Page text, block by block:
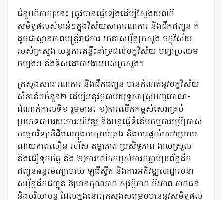
ជំនួបពិភាក្សានេះ ត្រូវបានធ្វើឡើងដើម្បីស្វែងយល់ពី
សមិទ្ធផលសំខាន់ៗក្នុងវិស័យសាធារណការ និងដឹកជញ្ជូន ក៏
ដូចជាស្ថានភាពមន្រ្តីរាជការ រចនាសម្ព័ន្ធក្រសួង ចក្ខុវិស័យ
របស់ក្រសួង យន្តការគន្លឹះគាំទ្រដល់ចក្ខុវិស័យ បញ្ហាប្រឈម
ចម្បងៗ និងទិសដៅការងាររបស់ក្រសួង។
ក្រសួងសាធារណការ និងដឹកជញ្ជូន បានកំណត់នូវចក្ខុវិស័យ
សំខាន់ៗចំនួន២ ដើម្បីអនុវត្តតាមយុទ្ធសាស្ត្របញ្ចកោណ-
ដំណាក់កាលទី១ រួមមាន៖ ១)ការលើកកម្ពស់សេវាគ្រប់
ប្រភេទតាមរយៈការអភិវឌ្ឍ និងបន្តធ្វើទំនើបកម្មការប្រើប្រាស់
បច្ចេកវិទ្យាឌីជីថលក្នុងការគ្រប់គ្រង និងការផ្តល់សេវាប្រកប
ដោយភាពលឿន រហ័ស តម្លាភាព ប្រសិទ្ធភាព ងាយស្រួល
និងជឿទុកចិត្ត និង ២)ការលើកកម្ពស់ការតភ្ជាប់ប្រព័ន្ធដឹក
ជញ្ជូនអន្តរមធ្យោបាយ ឡូជីស្ទីក និងការអភិវឌ្ឍហេដ្ឋារចនា
សម្ព័ន្ធដឹកជញ្ជូន ឱ្យមានគុណភាព សុវត្ថិភាព ចីរភាព ភាពធន់
និងបរិយាបន្ន ដែលក្នុងនោះក្រសួងសម្រេចបាននូវសមិទ្ធផល